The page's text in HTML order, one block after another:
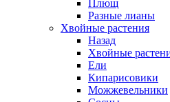
Плющ
Разные лианы
Хвойные растения
Назад
Хвойные
Ели
Кипарисовики
Можжевельники